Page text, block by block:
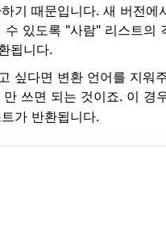
기 때문입니다. 새 버전에
있도록 "사람" 리스트의
됩니다.
싶다면 변환 언어를 지워
만 쓰면 되는 것이죠. 이 경
가 반환됩니다.